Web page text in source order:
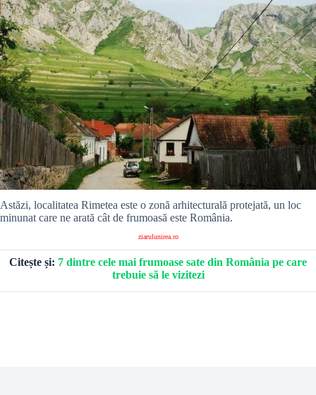
Astăzi, localitatea Rimetea este o zonă arhitecturală protejată, un loc
minunat care ne arată cât de frumoasă este România.
ziarulunirea.ro
Citește și: 7 dintre cele mai frumoase sate din România pe care
trebuie să le vizitezi